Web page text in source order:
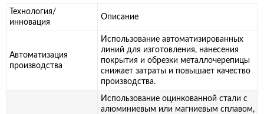
Технология/
инновация
Описание
Автоматизация
производства
Использование автоматизированных
линий для изготовления, нанесения
покрытия и обрезки металлочерепицы
снижает затраты и повышает качество
производства.
Использование оцинкованной стали с
алюминиевым или магниевым сплавом,